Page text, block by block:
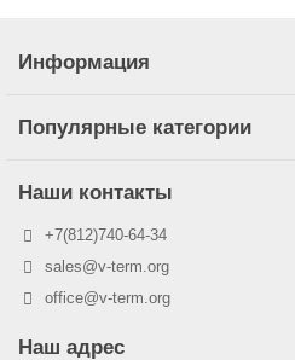
Информация
Популярные категории
Наши контакты
+7(812)740-64-34
sales@v-term.org
office@v-term.org
Наш адрес